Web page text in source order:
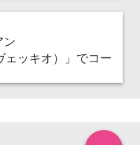
ン
ェッキオ）」でコー